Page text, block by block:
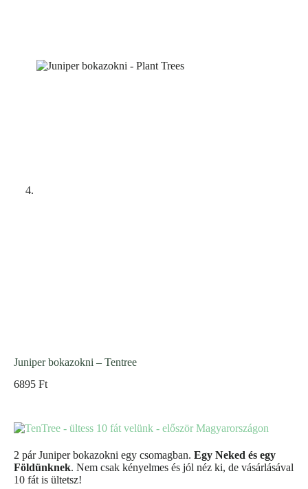
Juniper bokazokni – Tentree
6895 Ft
2 pár Juniper bokazokni egy csomagban. Egy Neked és egy
Földünknek. Nem csak kényelmes és jól néz ki, de vásárlásával
10 fát is ültetsz!